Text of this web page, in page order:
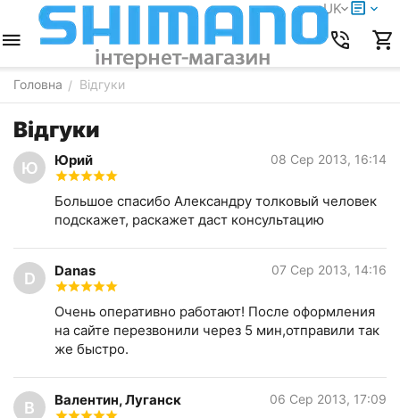
UK
Головна / Відгуки
Відгуки
Ю Юрий 08 Сер 2013, 16:14
Большое спасибо Александру толковый человек
подскажет, раскажет даст консультацию
D Danas 07 Сер 2013, 14:16
Очень оперативно работают! После оформления
на сайте перезвонили через 5 мин,отправили так
же быстро.
В Валентин, Луганск 06 Сер 2013, 17:09